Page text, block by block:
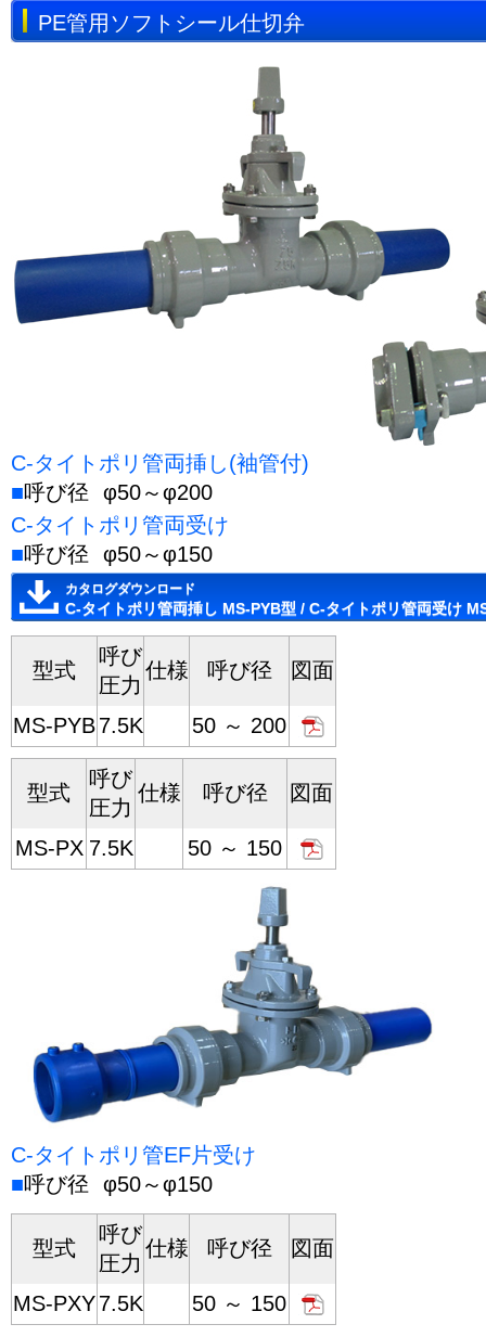
PE管用ソフトシール仕切弁
C-タイトポリ管両挿し(袖管付)
■呼び径
φ50～φ200
C-タイトポリ管両受け
■呼び径 φ50～φ150
カタログダウンロード
C-タイトポリ管両挿し MS-PYB型 / C-タイトポリ管両受け
型式
呼び
圧力
仕様 呼び径 図面
MS-PYB7.5K 50 ～ 200
型式
呼び
圧力
仕様 呼び径 図面
MS-PX 7.5K 50 ～ 150
C-タイトポリ管EF片受け
■呼び径 φ50～φ150
型式
呼び
圧力
仕様 呼び径 図面
MS-PXY7.5K 50 ～ 150